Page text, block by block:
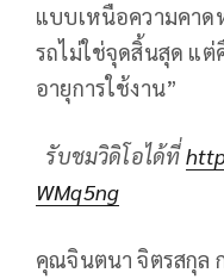
แบบเหนือความคาด
รถไม่ใช่จุดสิ้นสุด แต่
อายุการใช้งาน”
รับชมวิดิโอได้ที่
WMq5ng
คุณจินตนา จิตรสกุล